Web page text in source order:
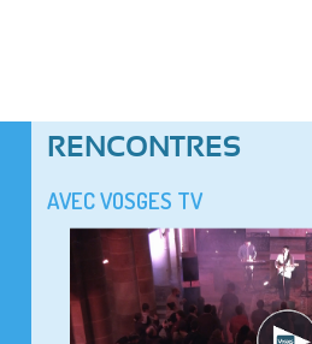
RENCONTRES
AVEC VOSGES TV